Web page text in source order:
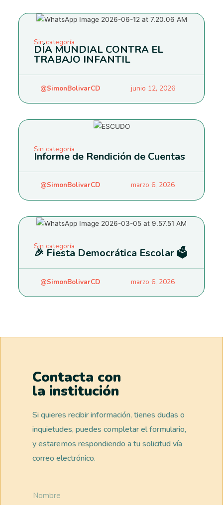
Sin categoría
DÍA MUNDIAL CONTRA EL
TRABAJO INFANTIL
@SimonBolivarCD junio 12, 2026
Sin categoría
Informe de Rendición de Cuentas
@SimonBolivarCD marzo 6, 2026
Sin categoría
🎉 Fiesta Democrática Escolar 🗳️
@SimonBolivarCD marzo 6, 2026
Contacta con
la institución
Si quieres recibir información, tienes dudas o
inquietudes, puedes completar el formulario,
y estaremos respondiendo a tu solicitud vía
correo electrónico.